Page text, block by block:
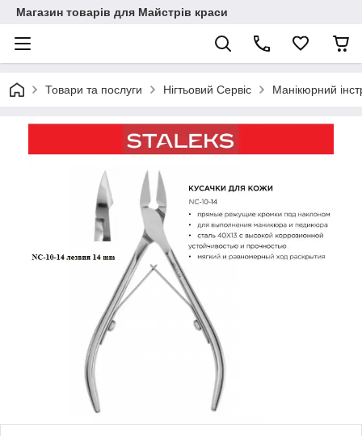
Магазин товарів для Майстрів краси
Товари та послуги Нігтьовий Сервіс Манікюрний